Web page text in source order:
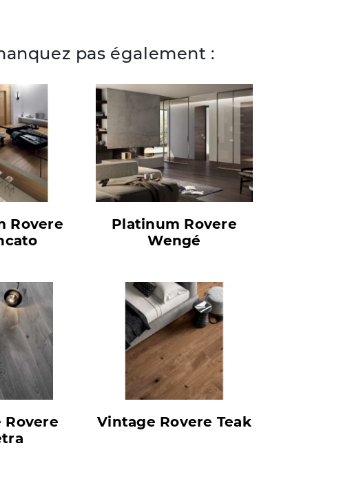
pas également :
Rovere
Platinum Rovere
Wengé
Rovere
Vintage Rovere Teak